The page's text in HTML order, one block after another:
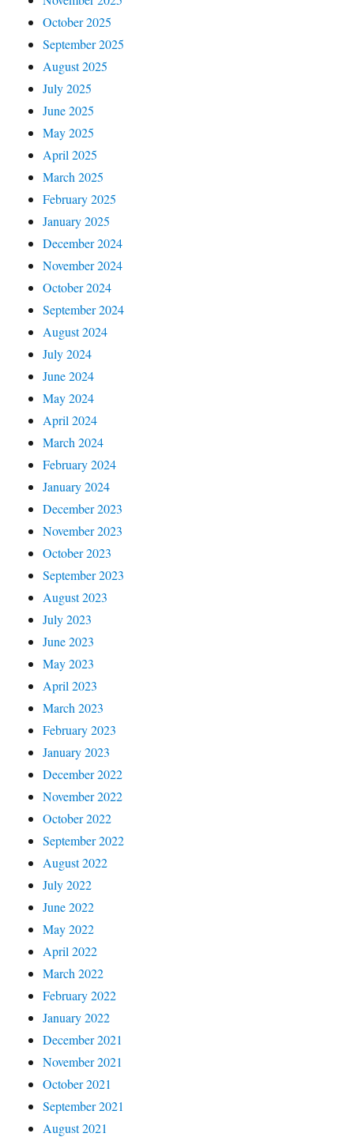
October 2025
September 2025
August 2025
July 2025
June 2025
May 2025
April 2025
March 2025
February 2025
January 2025
December 2024
November 2024
October 2024
September 2024
August 2024
July 2024
June 2024
May 2024
April 2024
March 2024
February 2024
January 2024
December 2023
November 2023
October 2023
September 2023
August 2023
July 2023
June 2023
May 2023
April 2023
March 2023
February 2023
January 2023
December 2022
November 2022
October 2022
September 2022
August 2022
July 2022
June 2022
May 2022
April 2022
March 2022
February 2022
January 2022
December 2021
November 2021
October 2021
September 2021
August 2021